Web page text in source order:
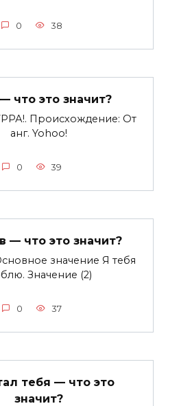
0 38
что это значит?
Происхождение: От
анг. Yohoo!
0 39
— что это значит?
значение Я тебя
Значение (2)
0 37
тебя — что это
значит?